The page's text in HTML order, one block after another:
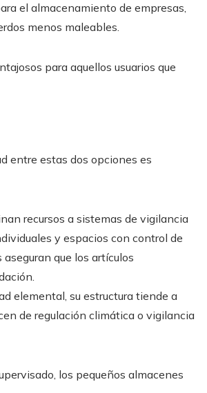
el almacenamiento de empresas,
menos maleables.
para aquellos usuarios que
entre estas dos opciones es
recursos a sistemas de vigilancia
y espacios con control de
que los artículos
elemental, su estructura tiende a
de regulación climática o vigilancia
los pequeños almacenes